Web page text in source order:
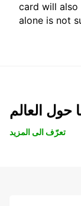
card will also
alone is not
حول العالم
تعرّف الى المزيد